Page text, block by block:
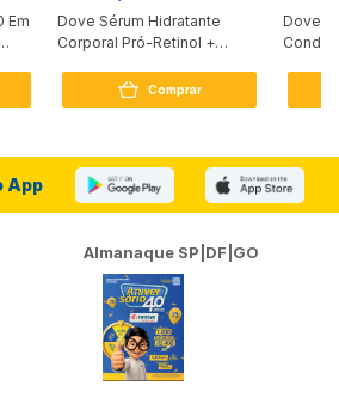
Em
Dove Sérum Hidratante
Corporal Pró-Retinol +
Comprar
Dove
App
Almanaque SP|DF|GO